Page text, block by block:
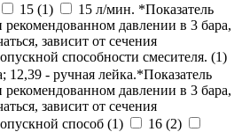
15 (1)
15 л/мин. *Показатель
рекомендованном давлении в 3 бара,
зависит от сечения
способности смесителя. (1)
12,39 - ручная лейка.*Показатель
рекомендованном давлении в 3 бара,
зависит от сечения
способ (1) 16 (2)